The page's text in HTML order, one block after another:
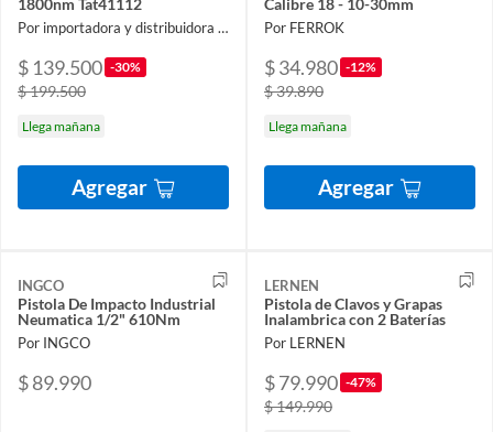
Por importadora y distribuidora ferroelectronic spa
$ 139.500 -30%
$ 199.500
Llega mañana
Agregar
Por FERROK
$ 34.980 -12%
$ 39.890
Llega mañana
Agregar
INGCO
Pistola De Impacto Industrial
Neumatica 1/2" 610Nm
Por INGCO
$ 89.990
LERNEN
Pistola de Clavos y Grapas
Inalambrica con 2 Baterías
Por LERNEN
$ 79.990 -47%
$ 149.990